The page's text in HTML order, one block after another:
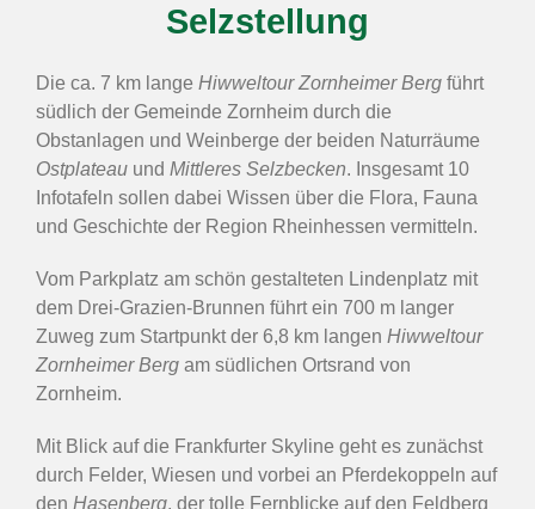
Selzstellung
Die ca. 7 km lange Hiwweltour Zornheimer Berg führt
südlich der Gemeinde Zornheim durch die
Obstanlagen und Weinberge der beiden Naturräume
Ostplateau und Mittleres Selzbecken. Insgesamt 10
Infotafeln sollen dabei Wissen über die Flora, Fauna
und Geschichte der Region Rheinhessen vermitteln.
Vom Parkplatz am schön gestalteten Lindenplatz mit
dem Drei-Grazien-Brunnen führt ein 700 m langer
Zuweg zum Startpunkt der 6,8 km langen Hiwweltour
Zornheimer Berg am südlichen Ortsrand von
Zornheim.
Mit Blick auf die Frankfurter Skyline geht es zunächst
durch Felder, Wiesen und vorbei an Pferdekoppeln auf
den Hasenberg, der tolle Fernblicke auf den Feldberg